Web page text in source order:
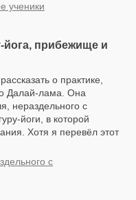
ученики
йога, прибежище и
о практике,
Далай-лама. Она
нераздельного с
йоги, в которой
Хотя я перевёл этот
с